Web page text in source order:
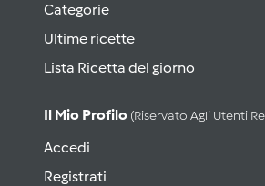
Categorie
Ultime ricette
Lista Ricetta del giorno
Il Mio Profilo (riservato Agli Utenti
Accedi
Registrati